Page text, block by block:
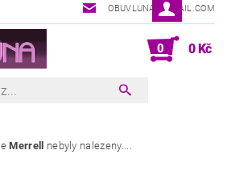
OBUVLUNA@GMAIL.COM
0 0 Kč
Merrell nebyly nalezeny....